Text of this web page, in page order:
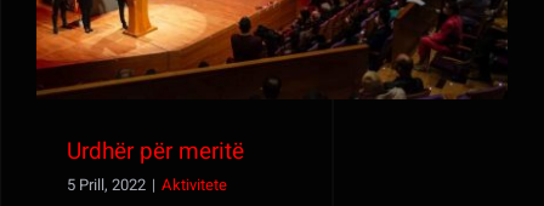
Urdhër për meritë
5 Prill, 2022 | Aktivitete